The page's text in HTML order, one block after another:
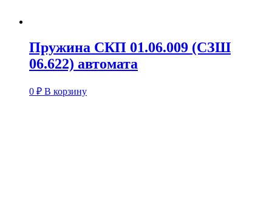
Пружина СКП 01.06.009 (СЗШ
06.622) автомата
0 ₽ В корзину